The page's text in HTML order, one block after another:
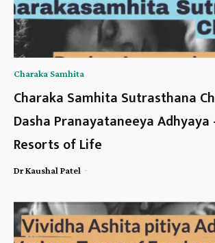
Charaka Samhita
Charaka Samhita Sutrasthana
Dasha Pranayataneeya Adhyaya
Resorts of Life
Dr Kaushal Patel -